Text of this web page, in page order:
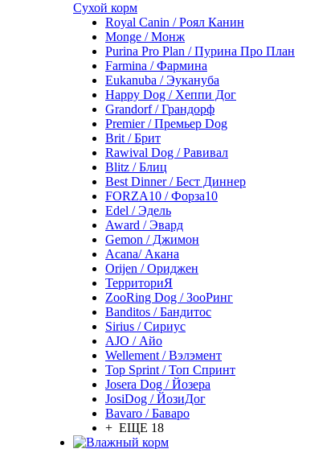
Сухой корм
Royal Canin / Роял Канин
Monge / Монж
Purina Pro Plan / Пурина Про План
Farmina / Фармина
Eukanuba / Эукануба
Happy Dog / Хеппи Дог
Grandorf / Грандорф
Premier / Премьер Dog
Brit / Брит
Rawival Dog / Равивал
Blitz / Блиц
Best Dinner / Бест Диннер
FORZA10 / Форза10
Edel / Эдель
Award / Эвард
Gemon / Джимон
Acana/ Акана
Orijen / Ориджен
ТерриториЯ
ZooRing Dog / ЗооРинг
Banditos / Бандитос
Sirius / Сириус
AJO / Айо
Wellement / Вэлэмент
Top Sprint / Топ Спринт
Josera Dog / Йозера
JosiDog / ЙозиДог
Bavaro / Баваро
+ ЕЩЕ 18